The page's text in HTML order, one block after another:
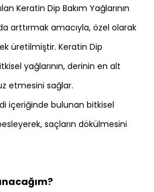
Keratin Dip Bakım Yağlarının
arttırmak amacıyla, özel olarak
üretilmiştir. Keratin Dip
yağlarının, derinin en alt
etmesini sağlar.
içeriğinde bulunan bitkisel
saçların dökülmesini